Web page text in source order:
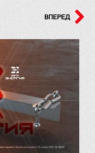
ВПЕРЕД